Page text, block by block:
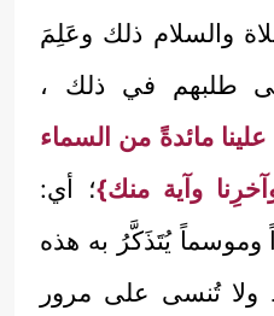
والسلام ذلك وعَلِمَ
طلبهم في ذلك ،
علينا مائدةً من السماء
وآية منك}؛ أي:
وموسماً يُتَذَكَّرُ به هذه
ولا تُنسى على مرور